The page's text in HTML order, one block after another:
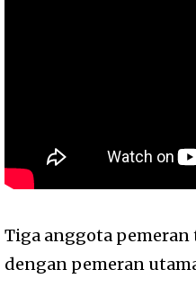
Tiga anggota
dengan pemeran